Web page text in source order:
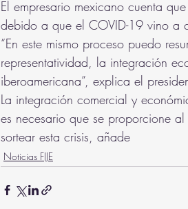
El empresario mexicano cuenta
debido a que el COVID-19 vino a
“En este mismo proceso puedo
representatividad, la integración
iberoamericana”, explica el
La integración comercial y
es necesario que se proporcione
sortear esta crisis, añade
Noticias FIJE